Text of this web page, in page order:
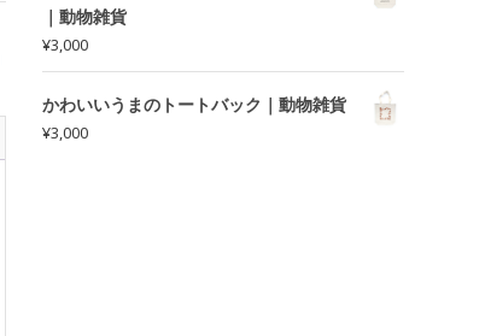
｜動物雑貨
¥3,000
かわいいうまのトートバック｜動物雑貨
¥3,000